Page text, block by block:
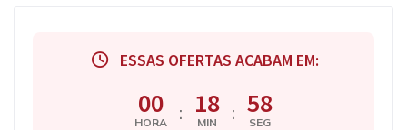
ESSAS OFERTAS ACABAM EM:
00
HORA : 18
MIN : 58
SEG